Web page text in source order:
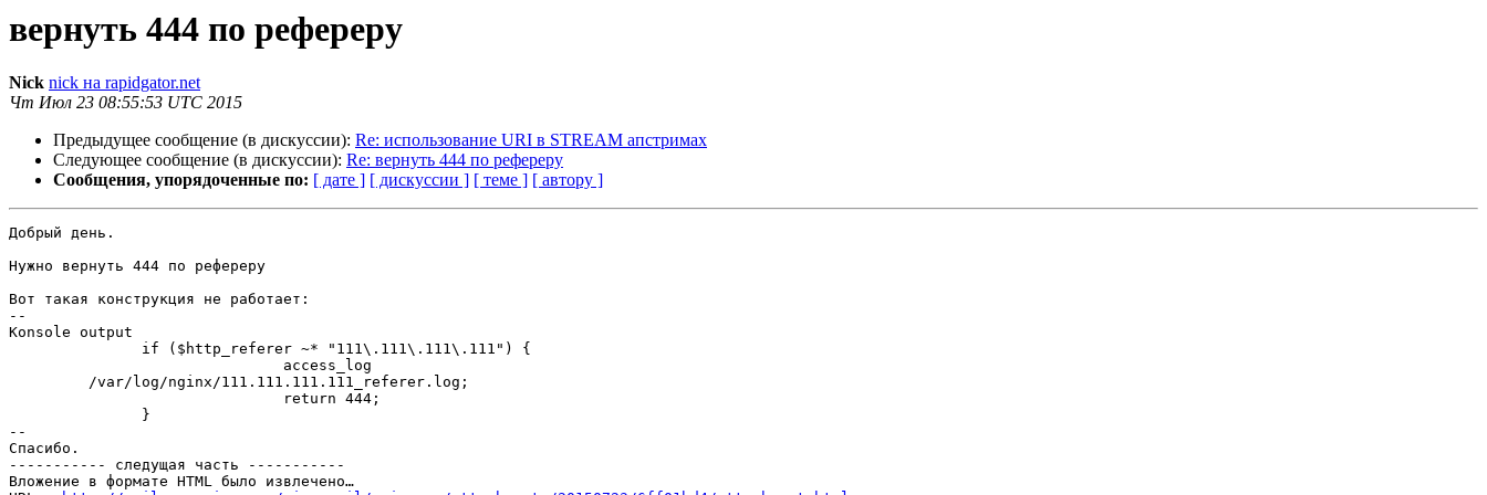
вернуть 444 по рефереру
Nick nick на rapidgator.net
Чт Июл 23 08:55:53 UTC 2015
Предыдущее сообщение (в дискуссии): Re: использование URI в STREAM апстримах
Следующее сообщение (в дискуссии): Re: вернуть 444 по рефереру
Сообщения, упорядоченные по: [ дате ] [ дискуссии ] [ теме ] [ автору ]
Добрый день.
Нужно вернуть 444 по рефереру
Вот такая конструкция не работает:
--
Konsole output
--
Спасибо.
----------- следущая часть -----------
Вложение в формате HTML было извлечено…